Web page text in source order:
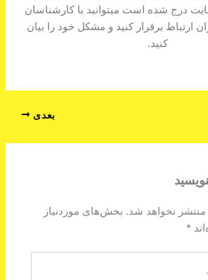
درج شده است میتوانید با کارشناسان
ارتباط برقرار کنید و مشکل خود را بیان
کنید.
بعدی
نخواهد شد. بخش‌های موردنیاز
*